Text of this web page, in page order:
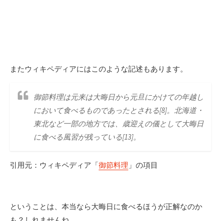
またウィキペディアにはこのような記述もあります。
御節料理は元来は大晦日から元旦にかけての年越し
において食べるものであったとされる[8]。北海道・
東北など一部の地方では、歳迎えの儀として大晦日
に食べる風習が残っている[13]。
引用元：ウィキペディア「御節料理 」の項目
ということは、本当なら大晦日に食べるほうが正解なのか